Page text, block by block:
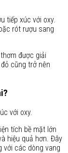
tiếp xúc với oxy.
rót rượu sang
được giải
cũng trở nên
với oxy.
tích bề mặt lớn
hiệu quả hơn. Đây
với các dòng vang